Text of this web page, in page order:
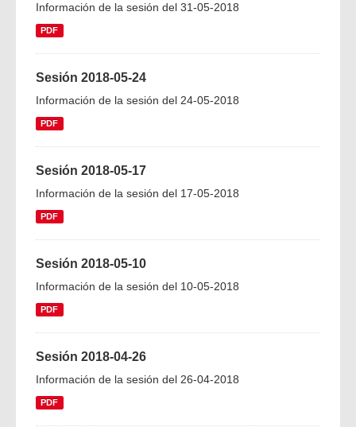
Información de la sesión del 31-05-2018
PDF
Sesión 2018-05-24
Información de la sesión del 24-05-2018
PDF
Sesión 2018-05-17
Información de la sesión del 17-05-2018
PDF
Sesión 2018-05-10
Información de la sesión del 10-05-2018
PDF
Sesión 2018-04-26
Información de la sesión del 26-04-2018
PDF